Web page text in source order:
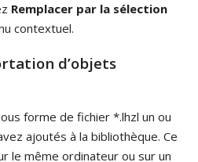
Remplacer par la sélection
contextuel.
d’objets
forme de fichier *.lhzl un ou
ajoutés à la bibliothèque. Ce
le même ordinateur ou sur un